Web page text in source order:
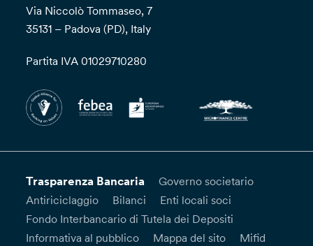
Via Niccolò Tommaseo, 7
35131 – Padova (PD), Italy
Partita IVA 01029710280
Trasparenza Bancaria
Governo societario
Antiriciclaggio
Bilanci
Enti locali soci
Fondo Interbancario di Tutela dei Depositi
Informativa al pubblico
Mappa del sito
Mifid